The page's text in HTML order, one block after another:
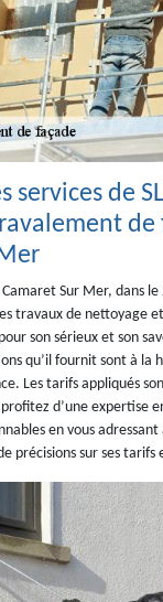
services de
de
Sur Mer, dans le
travaux de nettoyage
son sérieux et son
qu’il fournit sont à la
Les tarifs appliqués
d’une expertise
en vous
précisions sur ses tarifs